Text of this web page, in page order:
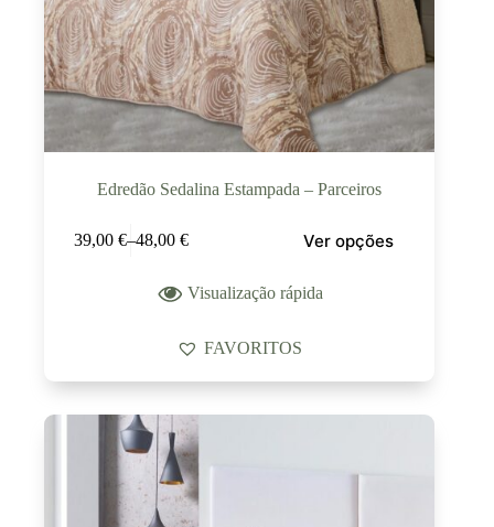
Edredão Sedalina Estampada – Parceiros
39,00 €–48,00 € Ver opções
Visualização rápida
FAVORITOS